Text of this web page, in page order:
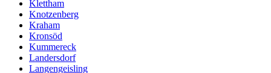
Klettham
Knotzenberg
Kraham
Kronsöd
Kummereck
Landersdorf
Langengeisling